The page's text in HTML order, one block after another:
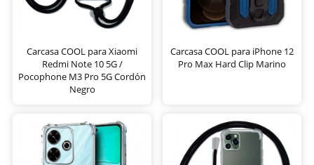
Carcasa COOL para Xiaomi
Redmi Note 10 5G /
Pocophone M3 Pro 5G Cordón
Negro
Carcasa COOL para iPhone 12
Pro Max Hard Clip Marino